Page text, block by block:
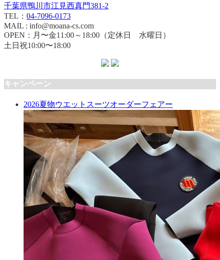
千葉県鴨川市江見西真門381-2
TEL： 04-7096-0173
MAIL : info@moana-cs.com
OPEN：月〜金11:00～18:00（定休日 水曜日）
土日祝10:00〜18:00
キャンペーン
2026夏物ウエットスーツオーダーフェアー